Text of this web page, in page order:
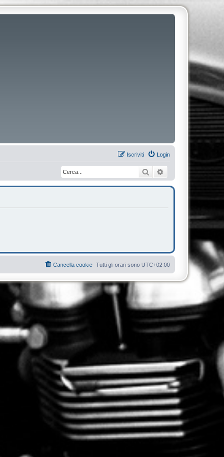
Login
Iscriviti
Cerca Ricerca avanzata
Tutti gli orari sono UTC+02:00
Cancella cookie